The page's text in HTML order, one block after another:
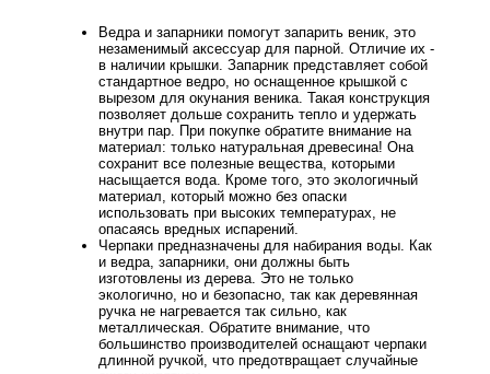
Ведра и запарники помогут запарить веник, это
незаменимый аксессуар для парной. Отличие их -
в наличии крышки. Запарник представляет собой
стандартное ведро, но оснащенное крышкой с
вырезом для окунания веника. Такая конструкция
позволяет дольше сохранить тепло и удержать
внутри пар. При покупке обратите внимание на
материал: только натуральная древесина! Она
сохранит все полезные вещества, которыми
насыщается вода. Кроме того, это экологичный
материал, который можно без опаски
использовать при высоких температурах, не
опасаясь вредных испарений.
Черпаки предназначены для набирания воды. Как
и ведра, запарники, они должны быть
изготовлены из дерева. Это не только
экологично, но и безопасно, так как деревянная
ручка не нагревается так сильно, как
металлическая. Обратите внимание, что
большинство производителей оснащают черпаки
длинной ручкой, что предотвращает случайные